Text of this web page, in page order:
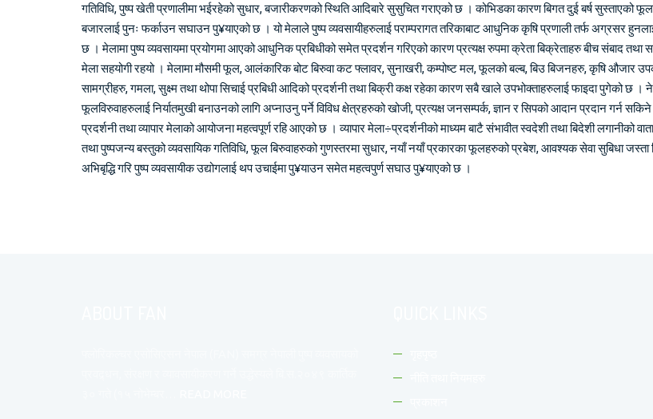
गतिविधि, पुष्प खेती प्रणालीमा भईरहेको सुधार, बजारीकरणको स्थिति आदिबारे सुसुचित गराएको छ । कोभिडका कारण बिगत दुई बर्ष सुस्ताएको
बजारलाई पुनः फर्काउन सघाउन पु¥याएको छ । यो मेलाले पुष्प व्यवसायीहरुलाई पराम्परागत तरिकाबाट आधुनिक कृषि प्रणाली तर्फ अग्रसर
छ । मेलामा पुष्प व्यवसायमा प्रयोगमा आएको आधुनिक प्रबिधीको समेत प्रदर्शन गरिएको कारण प्रत्यक्ष रुपमा क्रेता बिक्रेताहरु बीच संबाद तथा
मेला सहयोगी रहयो । मेलामा मौसमी फूल, आलंकारिक बोट बिरुवा कट फ्लावर, सुनाखरी, कम्पोष्ट मल, फूलको बल्ब, बिउ बिजनहरु, कृषि औजार
सामग्रीहरु, गमला, सुक्ष्म तथा थोपा सिचाई प्रबिधी आदिको प्रदर्शनी तथा बिक्री कक्ष रहेका कारण सबै खाले उपभोक्ताहरुलाई फाइदा पुगेको छ ।
फूलविरुवाहरुलाई निर्यातमुखी बनाउनको लागि अप्नाउनु पर्ने विविध क्षेत्रहरुको खोजी, प्रत्यक्ष जनसम्पर्क, ज्ञान र सिपको आदान प्रदान गर्न
प्रदर्शनी तथा व्यापार मेलाको आयोजना महत्वपूर्ण रहि आएको छ । व्यापार मेला÷प्रदर्शनीको माध्यम बाटै संभावीत स्वदेशी तथा बिदेशी लगानीको
तथा पुष्पजन्य बस्तुको व्यवसायिक गतिविधि, फूल बिरुवाहरुको गुणस्तरमा सुधार, नयाँ नयाँ प्रकारका फूलहरुको प्रबेश, आवश्यक सेवा सुबिधा जस्ता
अभिबृद्धि गरि पुष्प व्यवसायीक उद्योगलाई थप उचाईमा पु¥याउन समेत महत्वपुर्ण सघाउ पु¥याएको छ ।